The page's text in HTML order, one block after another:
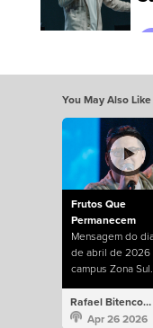
You May Also Like
Frutos Que
Permanecem
Mensagem do
de abril de 2026
campus Zona Sul.
Rafael Bitencourt
Apr 26 2026